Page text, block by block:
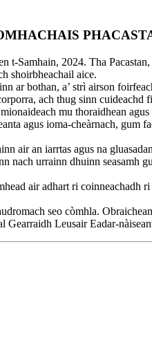
t-Samhain, 2024. Tha
shoirbheachail aice.
ar bothan, a’ strì airson
ach thug sinn cuideachd
mu thoraidhean
agus ioma-cheàrnach, gum
air an iarrtas agus na
nach urrainn dhuinn seasamh
air adhart ri
seo còmhla.
Leusair Eadar-